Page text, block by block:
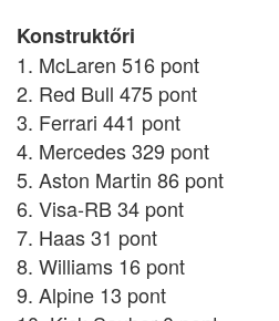
Konstruktőri
1. McLaren 516 pont
2. Red Bull 475 pont
3. Ferrari 441 pont
4. Mercedes 329 pont
5. Aston Martin 86 pont
6. Visa-RB 34 pont
7. Haas 31 pont
8. Williams 16 pont
9. Alpine 13 pont